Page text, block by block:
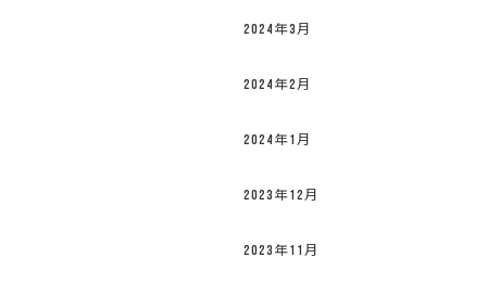
2024年3月
2024年2月
2024年1月
2023年12月
2023年11月